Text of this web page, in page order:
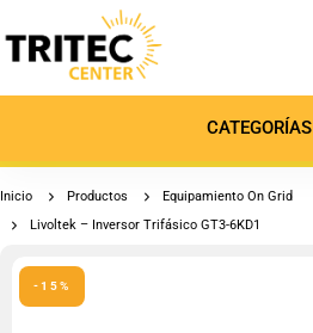
CATEGORÍAS
Inicio Productos
Equipamiento On Grid
Livoltek – Inversor Trifásico GT3-6KD1
-15%